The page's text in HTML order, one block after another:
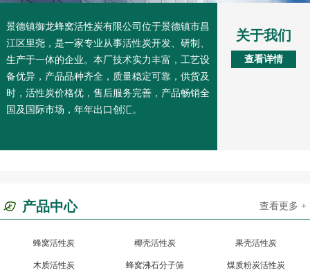
景德镇御龙蜂窝活性炭有限公司位于景德镇市昌
江区里尧，是一家专业从事活性炭开发、研制、
生产于一体的企业。本厂技术实力丰富，工艺设
备优异，产品品种齐全，质量稳定可靠，供货及
时，活性炭价格优，售后服务完善，产品畅销全
国及国际市场，年年出口创汇。
关于我们
查看详情
产品中心 查看更多 +
蜂窝活性炭 椰壳活性炭 果壳活性炭
木质活性炭 蜂窝沸石分子筛 煤质粉炭活性炭